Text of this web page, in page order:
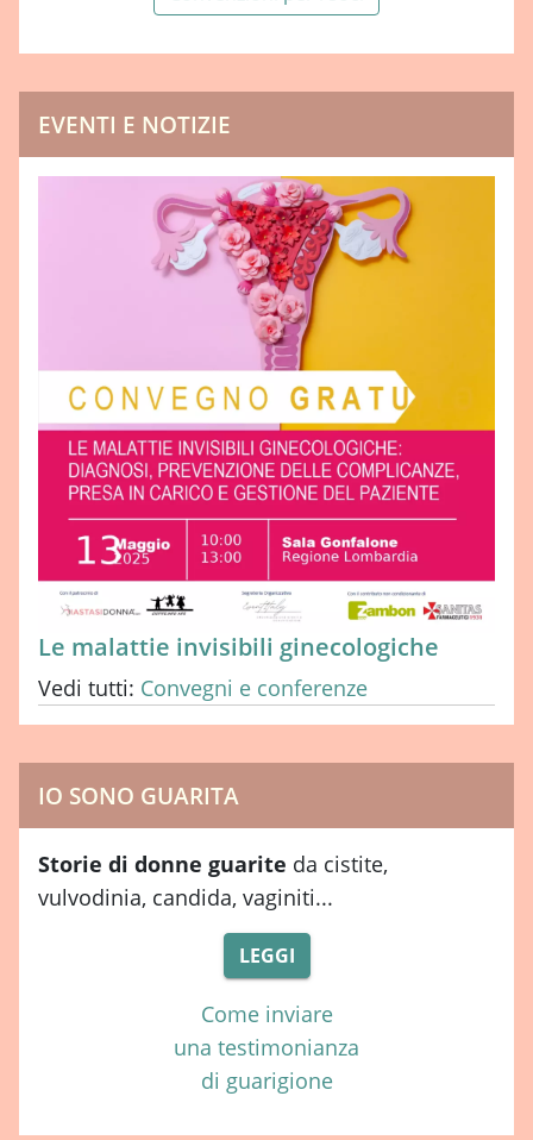
EVENTI E NOTIZIE
Le malattie invisibili ginecologiche
Vedi tutti: Convegni e conferenze
IO SONO GUARITA
Storie di donne guarite da cistite,
vulvodinia, candida, vaginiti...
LEGGI
Come inviare
una testimonianza
di guarigione